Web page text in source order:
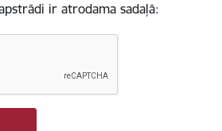
ir atrodama sadaļā: